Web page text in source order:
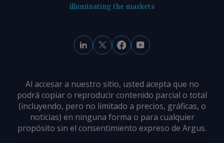
illuminating the markets
Al accesar a nuestro sitio, usted acepta que no
podrá copiar o reproducir contenido parcial o total
(incluyendo, pero no limitado a precios, gráficas, o
noticias) en ninguna forma o para cualquier
propósito sin el consentimiento expreso de Argus.